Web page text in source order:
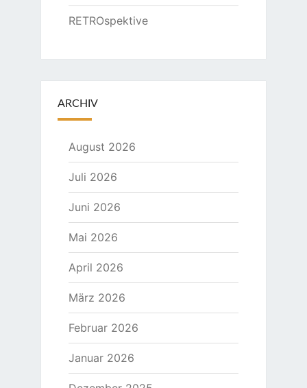
RETROspektive
ARCHIV
August 2026
Juli 2026
Juni 2026
Mai 2026
April 2026
März 2026
Februar 2026
Januar 2026